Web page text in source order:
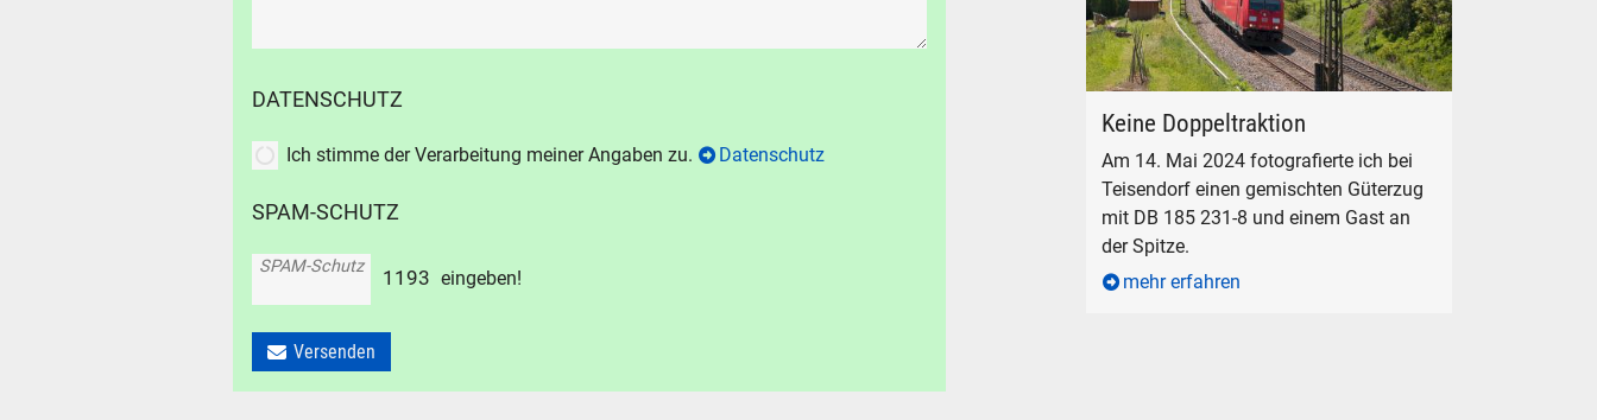
DATENSCHUTZ
Ich stimme der Verarbeitung meiner Angaben zu. Datenschutz
SPAM-SCHUTZ
SPAM-Schutz 1 1 93 eingeben!
Versenden
Keine Doppeltraktion
Am 14. Mai 2024 fotografierte ich bei
Teisendorf einen gemischten Güterzug
mit DB 185 231-8 und einem Gast an
der Spitze.
mehr erfahren
Durchsuchen